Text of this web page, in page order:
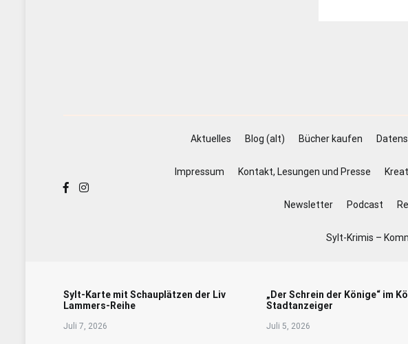
Aktuelles Blog (alt) Bücher kaufen
Impressum Kontakt, Lesungen und Presse
Newsletter Podcast
Sylt-Krimis –
Sylt-Karte mit Schauplätzen der Liv
Lammers-Reihe
Juli 7, 2026
„Der Schrein der Könige“ im
Stadtanzeiger
Juli 5, 2026